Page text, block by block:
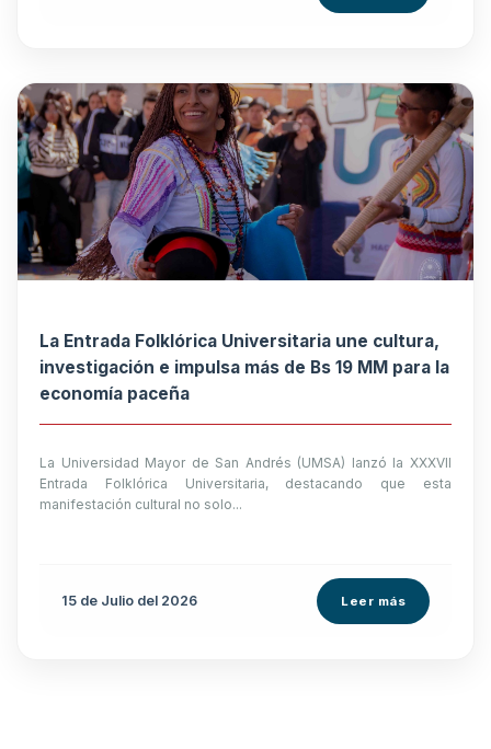
La Entrada Folklórica Universitaria une cultura,
investigación e impulsa más de Bs 19 MM para la
economía paceña
La Universidad Mayor de San Andrés (UMSA) lanzó la XXXVII
Entrada Folklórica Universitaria, destacando que esta
manifestación cultural no solo...
15 de Julio del 2026 Leer más